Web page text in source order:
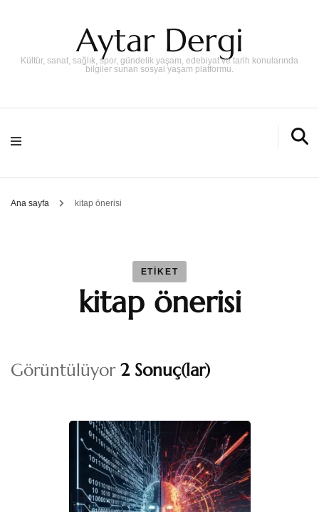
Aytar Dergi
Kültür, sanat, sağlık, spor, gündelik yaşam, edebiyat ve tarih konularında
bilgiler sunan sosyal yaşam platformu.
Ana sayfa kitap önerisi
ETIKET
kitap önerisi
Görüntülüyor 2 Sonuç(lar)